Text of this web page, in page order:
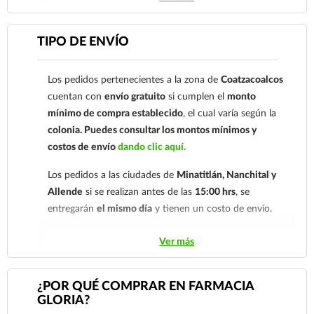
cuenta: Clave: 014854655008143954
Para esta forma de pago el cliente deberá enviar su
comprobante de pago a al siguiente correo
nuestro
921 261 8491
TIPO DE ENVÍO
Los pedidos pertenecientes a la zona deCoatzacoalcos
cuentan conenvío gratuito si cumplen elmonto
mínimo de compra establecido, el cual varía según la
colonia. Puedes consultar los montos mínimos y
costos de envíodando clic aquí.
Los pedidos a las ciudades de Minatitlán, Nanchital y
Allende si se realizan antes de las 15:00 hrs, se
entregaránel mismo día y tienen un costo de envío.
Los pedidos de otras localidades se envían mediante
.Sólo hacemos envíos en el territorio
nacional.
Ver más
¿POR QUÉ COMPRAR EN FARMACIA
GLORIA?